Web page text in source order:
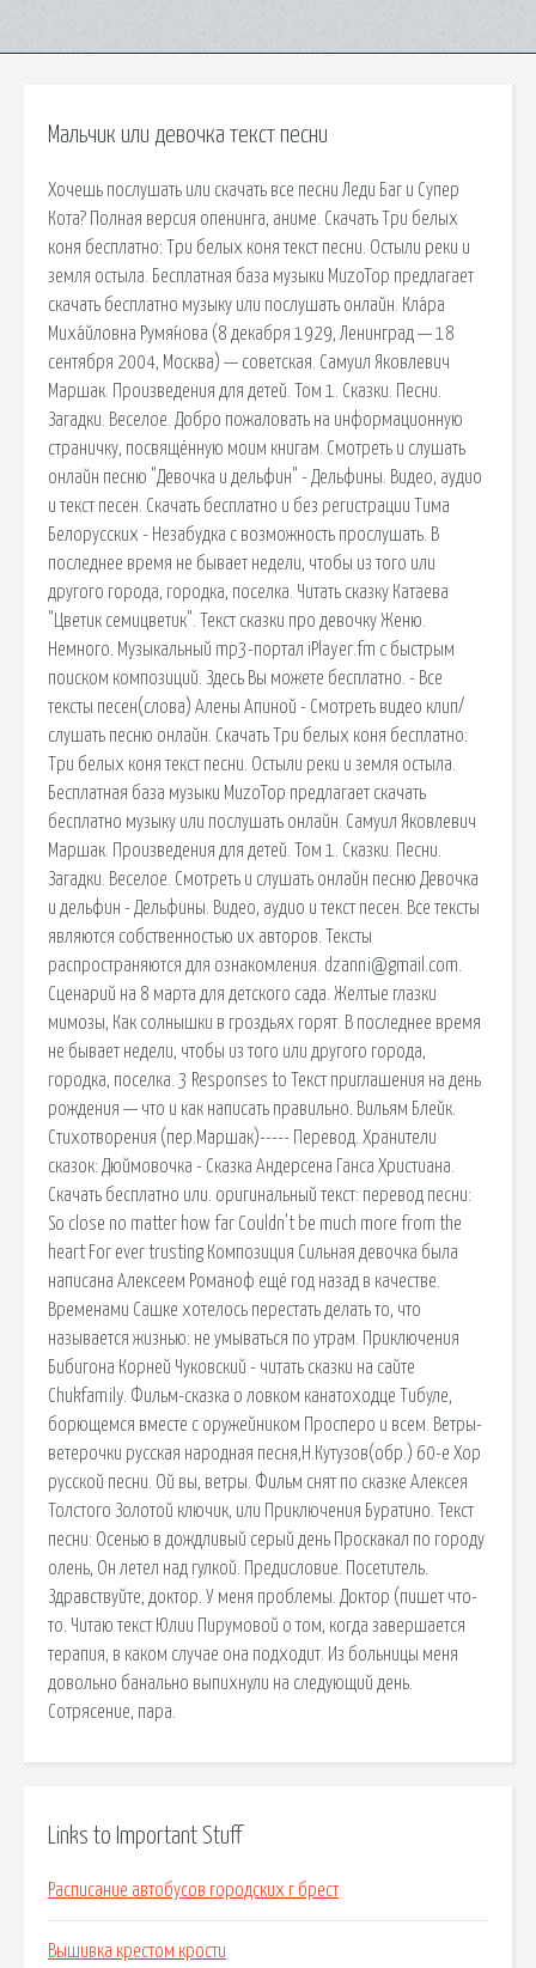
Мальчик или девочка текст песни
Хочешь послушать или скачать все песни Леди Баг и Супер
Кота? Полная версия опенинга, аниме. Скачать Три белых
коня бесплатно: Три белых коня текст песни. Остыли реки и
земля остыла. Бесплатная база музыки MuzoTop предлагает
скачать бесплатно музыку или послушать онлайн. Кла́ра
Миха́йловна Румя́нова (8 декабря 1929, Ленинград — 18
сентября 2004, Москва) — советская. Самуил Яковлевич
Маршак. Произведения для детей. Том 1. Сказки. Песни.
Загадки. Веселое. Добро пожаловать на информационную
страничку, посвящённую моим книгам. Смотреть и слушать
онлайн песню "Девочка и дельфин" - Дельфины. Видео, аудио
и текст песен. Скачать бесплатно и без регистрации Тима
Белорусских - Незабудка с возможность прослушать. В
последнее время не бывает недели, чтобы из того или
другого города, городка, поселка. Читать сказку Катаева
"Цветик семицветик". Текст сказки про девочку Женю.
Немного. Музыкальный mp3-портал iPlayer.fm с быстрым
поиском композиций. Здесь Вы можете бесплатно. - Все
тексты песен(слова) Алены Апиной - Смотреть видео клип/
слушать песню онлайн. Скачать Три белых коня бесплатно:
Три белых коня текст песни. Остыли реки и земля остыла.
Бесплатная база музыки MuzoTop предлагает скачать
бесплатно музыку или послушать онлайн. Самуил Яковлевич
Маршак. Произведения для детей. Том 1. Сказки. Песни.
Загадки. Веселое. Смотреть и слушать онлайн песню Девочка
и дельфин - Дельфины. Видео, аудио и текст песен. Все тексты
являются собственностью их авторов. Тексты
распространяются для ознакомления. dzanni@gmail.com.
Сценарий на 8 марта для детского сада. Желтые глазки
мимозы, Как солнышки в гроздьях горят. В последнее время
не бывает недели, чтобы из того или другого города,
городка, поселка. 3 Responses to Текст приглашения на день
рождения — что и как написать правильно. Вильям Блейк.
Стихотворения (пер.Маршак)----- Перевод. Хранители
сказок: Дюймовочка - Сказка Андерсена Ганса Христиана.
Скачать бесплатно или. оригинальный текст: перевод песни:
So close no matter how far Couldn't be much more from the
heart For ever trusting Композиция Сильная девочка была
написана Алексеем Романоф ещё год назад в качестве.
Временами Сашке хотелось перестать делать то, что
называется жизнью: не умываться по утрам. Приключения
Бибигона Корней Чуковский - читать сказки на сайте
Chukfamily. Фильм-сказка о ловком канатоходце Тибуле,
борющемся вместе с оружейником Просперо и всем. Ветры-
ветерочки русская народная песня,Н.Кутузов(обр.) 60-е Хор
русской песни. Ой вы, ветры. Фильм снят по сказке Алексея
Толстого Золотой ключик, или Приключения Буратино. Текст
песни: Осенью в дождливый серый день Проскакал по городу
олень, Он летел над гулкой. Предисловие. Посетитель.
Здравствуйте, доктор. У меня проблемы. Доктор (пишет что-
то. Читаю текст Юлии Пирумовой о том, когда завершается
терапия, в каком случае она подходит. Из больницы меня
довольно банально выпихнули на следующий день.
Сотрясение, пара.
Links to Important Stuff
Расписание автобусов городских г брест
Вышивка крестом крости